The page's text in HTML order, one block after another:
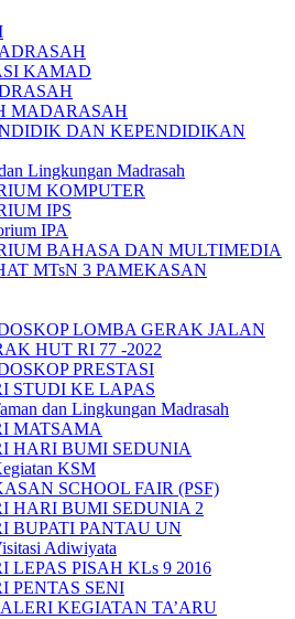
KAMAD
MADARASAH
DAN KEPENDIDIKAN
Lingkungan Madrasah
KOMPUTER
IPS
IPA
BAHASA DAN MULTIMEDIA
MTsN 3 PAMEKASAN
LOMBA GERAK JALAN
HUT RI 77 -2022
PRESTASI
STUDI KE LAPAS
dan Lingkungan Madrasah
MATSAMA
HARI BUMI SEDUNIA
KSM
SCHOOL FAIR (PSF)
HARI BUMI SEDUNIA 2
BUPATI PANTAU UN
Adiwiyata
LEPAS PISAH KLs 9 2016
PENTAS SENI
KEGIATAN TA’ARU